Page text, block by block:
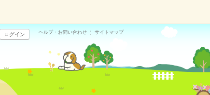
ログイン ヘルプ・お問い合わせ サイトマップ